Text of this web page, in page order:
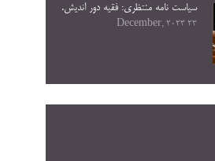
سیاست نامه منتظری: فقیه دور اندیش.
23 December, 2023